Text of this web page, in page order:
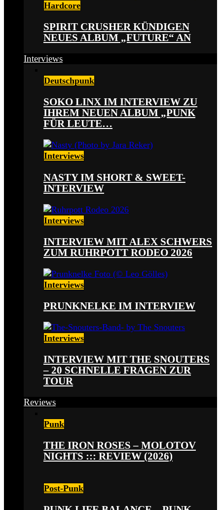
Hardcore
SPIRIT CRUSHER KÜNDIGEN
NEUES ALBUM „FUTURE“ AN
Interviews
Deutschpunk
SOKO LINX IM INTERVIEW ZU
IHREM NEUEN ALBUM „PUNK
FÜR LEUTE…
Interviews
NASTY IM SHORT & SWEET-
INTERVIEW
Interviews
INTERVIEW MIT ALEX SCHWERS
ZUM RUHRPOTT RODEO 2026
Interviews
PRUNKNELKE IM INTERVIEW
Interviews
INTERVIEW MIT THE SNOUTERS
– 20 SCHNELLE FRAGEN ZUR
TOUR
Reviews
Punk
THE IRON ROSES – MOLOTOV
NIGHTS ::: REVIEW (2026)
Post-Punk